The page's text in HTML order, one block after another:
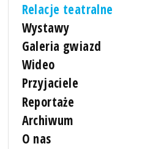
Relacje teatralne
Wystawy
Galeria gwiazd
Wideo
Przyjaciele
Reportaże
Archiwum
O nas